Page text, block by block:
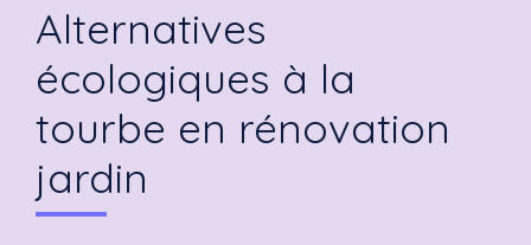
Alternatives
écologiques à la
tourbe en rénovation
jardin